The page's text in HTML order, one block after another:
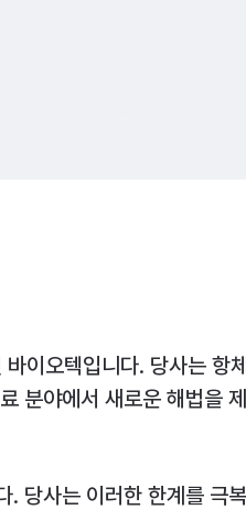
이오텍입니다. 당사는 항체
분야에서 새로운 해법을
당사는 이러한 한계를 극